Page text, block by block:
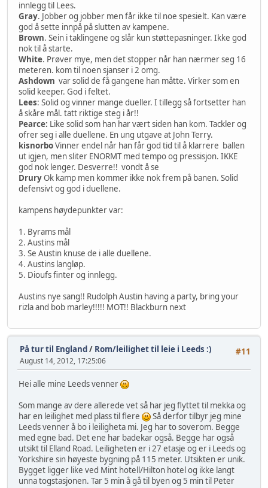
innlegg til Lees.
Gray. Jobber og jobber men får ikke til noe spesielt. Kan være
god å sette innpå på slutten av kampene.
Brown. Sein i taklingene og slår kun støttepasninger. Ikke god
nok til å starte.
White. Prøver mye, men det stopper når han nærmer seg 16
meteren. kom til noen sjanser i 2 omg.
Ashdown var solid de få gangene han måtte. Virker som en
solid keeper. God i feltet.
Lees: Solid og vinner mange dueller. I tillegg så fortsetter han
å skåre mål. tatt riktige steg i år!!
Pearce: Like solid som han har vært siden han kom. Tackler og
ofrer seg i alle duellene. En ung utgave at John Terry.
kisnorboVinner endel når han får god tid til å klarrere ballen
ut igjen, men sliter ENORMT med tempo og pressisjon. IKKE
god nok lenger. Desverre!! vondt å se
DruryOk kamp men kommer ikke nok frem på banen. Solid
defensivt og god i duellene.
kampens høydepunkter var:
1. Byrams mål
2. Austins mål
3. Se Austin knuse de i alle duellene.
4. Austins langløp.
5. Dioufs finter og innlegg.
Austins nye sang!! Rudolph Austin having a party, bring your
rizla and bob marley!!!!! MOT!! Blackburn next
#11
På tur til England/ Rom/leilighet til leie i Leeds :)
August 14, 2012, 17:25:06
Hei alle mine Leeds venner
Som mange av dere allerede vet så har jeg flyttet til mekka og
har en leilighet med plass til flere
Så derfor tilbyr jeg mine
Leeds venner å bo i leiligheta mi. Jeg har to soverom. Begge
med egne bad. Det ene har badekar også. Begge har også
utsikt til Elland Road. Leiligheten er i 27 etasje og er i Leeds og
Yorkshire sin høyeste bygning på 115 meter. Utsikten er unik.
Bygget ligger like ved Mint hotell/Hilton hotel og ikke langt
unna togstasjonen. Tar 5 min å gå til byen og 5 min til Peter